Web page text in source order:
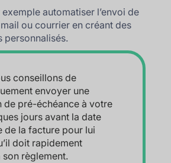
automatiser l’envoi de
ou courrier en créant des
personnalisés.
conseillons de
envoyer une
de pré-échéance à votre
jours avant la date
de la facture pour lui
doit rapidement
règlement.